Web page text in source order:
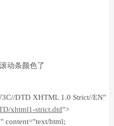
动条颜色了
DTD XHTML 1.0 Strict//EN"
xhtml1-strict.dtd">
content="text/html;